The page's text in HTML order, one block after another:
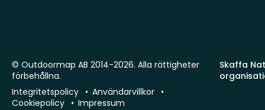
Skaffa
© Outdoormap AB 2014-2026. Alla rättigheter
förbehållna.
Integritetspolicy
Användarvillkor
Cookiepolicy
Impressum